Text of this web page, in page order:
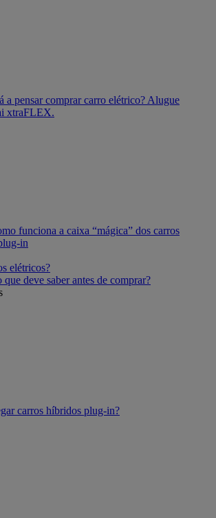
a pensar comprar carro elétrico? Alugue
xtraFLEX.
funciona a caixa “mágica” dos carros
in
elétricos?
deve saber antes de comprar?
carros híbridos plug-in?